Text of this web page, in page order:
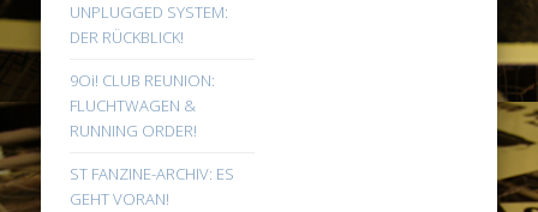
UNPLUGGED SYSTEM:
DER RÜCKBLICK!
9Oi! CLUB REUNION:
FLUCHTWAGEN &
RUNNING ORDER!
ST FANZINE-ARCHIV: ES
GEHT VORAN!